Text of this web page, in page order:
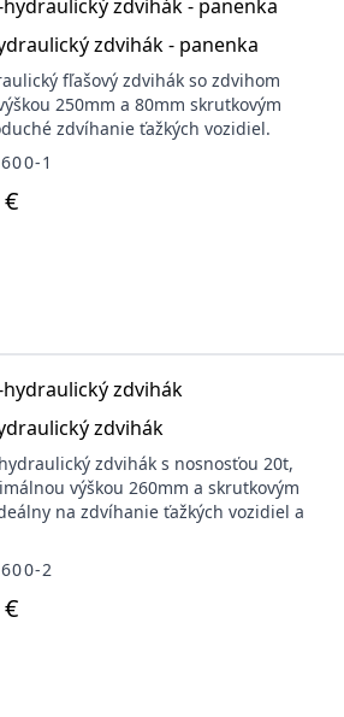
zdvihák - panenka
fľašový zdvihák so zdvihom
250mm a 80mm skrutkovým
zdvíhanie ťažkých vozidiel.
1
zdvihák
zdvihák s nosnosťou 20t,
výškou 260mm a skrutkovým
na zdvíhanie ťažkých vozidiel a
2